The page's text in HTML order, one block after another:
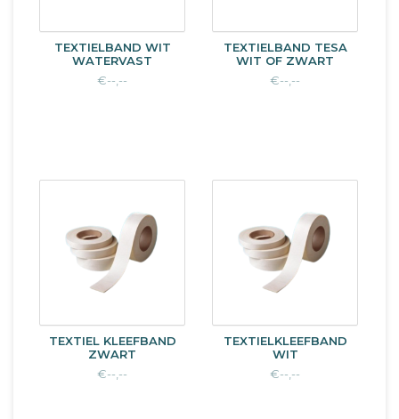
TEXTIELBAND WIT
WATERVAST
€--,--
TEXTIELBAND TESA
WIT OF ZWART
€--,--
TEXTIEL KLEEFBAND
ZWART
€--,--
TEXTIELKLEEFBAND
WIT
€--,--